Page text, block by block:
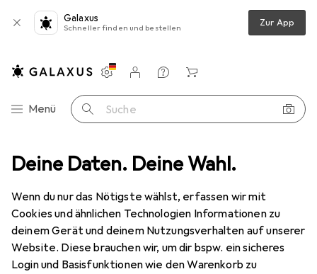
Deine Daten. Deine Wahl.
Wenn du nur das Nötigste wählst, erfassen wir mit
Cookies und ähnlichen Technologien Informationen zu
deinem Gerät und deinem Nutzungsverhalten auf unserer
Website. Diese brauchen wir, um dir bspw. ein sicheres
Login und Basisfunktionen wie den Warenkorb zu
Galaxus
Schneller finden und bestellen Zur App
Navigation nach Kategorien
Menü Suche
Einstellungen
Kundenkonto
Vergleichslisten
Merklisten
Warenkorb
Batterien + Akkus Batterien + Akkus
5 Bilder
MENGENRABATT